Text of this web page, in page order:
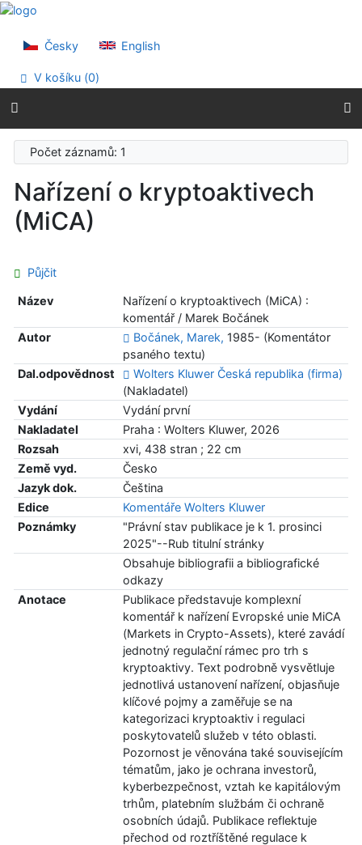
Přejít na obsah
Prohlášení o webové přístupnosti
Česky English
V košíku (0)
Počet záznamů: 1
Nařízení o kryptoaktivech
(MiCA)
Půjčit
Název
Nařízení o kryptoaktivech (MiCA) :
komentář / Marek Bočánek
Autor
Bočánek, Marek, 1985- (Komentátor
psaného textu)
Dal.odpovědnost
Wolters Kluwer Česká republika (firma)
(Nakladatel)
Vydání
Vydání první
Nakladatel
Praha : Wolters Kluwer, 2026
Rozsah
xvi, 438 stran ; 22 cm
Země vyd.
Česko
Jazyk dok.
Čeština
Edice
Komentáře Wolters Kluwer
Poznámky
"Právní stav publikace je k 1. prosinci
2025"--Rub titulní stránky
Obsahuje bibliografii a bibliografické
odkazy
Anotace
Publikace představuje komplexní
komentář k nařízení Evropské unie MiCA
(Markets in Crypto-Assets), které zavádí
jednotný regulační rámec pro trh s
kryptoaktivy. Text podrobně vysvětluje
jednotlivá ustanovení nařízení, objasňuje
klíčové pojmy a zaměřuje se na
kategorizaci kryptoaktiv i regulaci
poskytovatelů služeb v této oblasti.
Pozornost je věnována také souvisejícím
tématům, jako je ochrana investorů,
kyberbezpečnost, vztah ke kapitálovým
trhům, platebním službám či ochraně
osobních údajů. Publikace reflektuje
přechod od roztříštěné regulace k